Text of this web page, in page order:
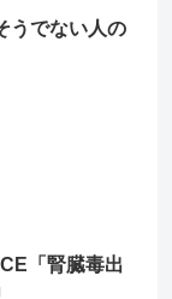
うでない人の
「腎臓毒出